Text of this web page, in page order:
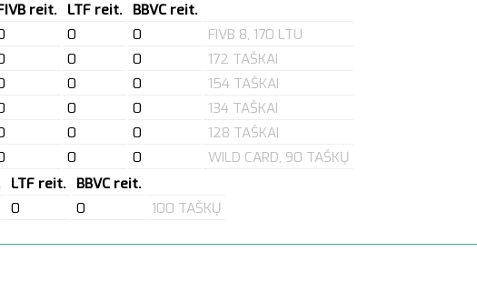
reit. LTF reit.
BBVC reit.
0 0
FIVB 8, 170 LTU
0 0
172 TAŠKAI
0 0
154 TAŠKAI
0 0
134 TAŠKAI
0 0
128 TAŠKAI
0 0
WILD CARD, 90 TAŠKŲ
LTF reit.
BBVC reit.
0 0 100 TAŠKŲ